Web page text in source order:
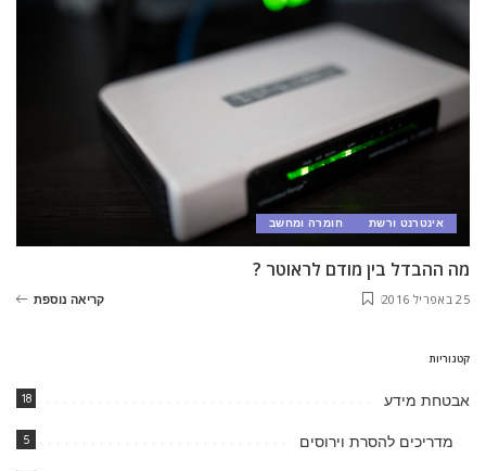
אינטרנט ורשת חומרה ומחשב
מה ההבדל בין מודם לראוטר ?
25 באפריל 2016 קריאה נוספת
קטגוריות
אבטחת מידע 18
מדריכים להסרת וירוסים 5